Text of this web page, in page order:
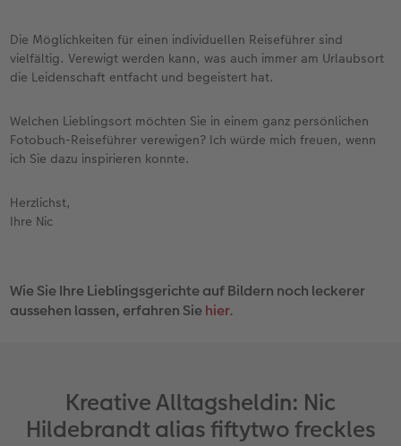
Beach Guide: "Die schönsten Strände auf
Barbados"
nach Calgary"
Guide für Shopaholics: "Mein Shopping
Guide für Paris"
Die Möglichkeiten für einen individuellen Reiseführer sind
vielfältig. Verewigt werden kann, was auch immer am Urlaubsort
die Leidenschaft entfacht und begeistert hat.
Welchen Lieblingsort möchten Sie in einem ganz persönlichen
Fotobuch-Reiseführer verewigen? Ich würde mich freuen, wenn
ich Sie dazu inspirieren konnte.
Herzlichst,
Ihre Nic
Wie Sie Ihre Lieblingsgerichte auf Bildern noch leckerer
aussehen lassen, erfahren Siehier.
Kreative Alltagsheldin: Nic
Hildebrandt alias fiftytwo freckles